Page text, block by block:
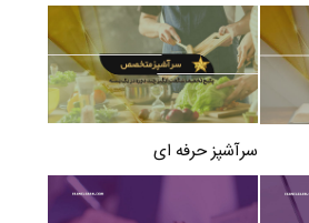
سرآشپز حرفه ای